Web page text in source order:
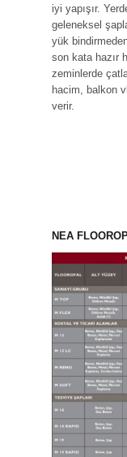
iyi yapışır.
geleneksel
yük
son kata hazır
zeminlerde
hacim, balkon
verir.
NEA